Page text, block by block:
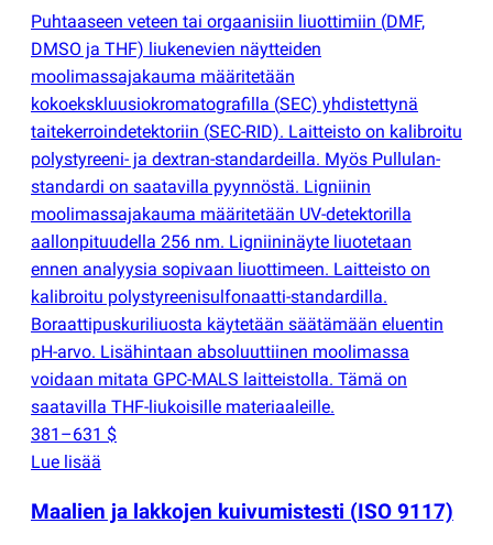
Puhtaaseen veteen tai orgaanisiin liuottimiin (DMF,
DMSO ja THF) liukenevien näytteiden
moolimassajakauma määritetään
kokoekskluusiokromatografilla (SEC) yhdistettynä
taitekerroindetektoriin (SEC-RID). Laitteisto on kalibroitu
polystyreeni- ja dextran-standardeilla. Myös Pullulan-
standardi on saatavilla pyynnöstä. Ligniinin
moolimassajakauma määritetään UV-detektorilla
aallonpituudella 256 nm. Ligniininäyte liuotetaan
ennen analyysia sopivaan liuottimeen. Laitteisto on
kalibroitu polystyreenisulfonaatti-standardilla.
Boraattipuskuriliuosta käytetään säätämään eluentin
pH-arvo. Lisähintaan absoluuttiinen moolimassa
voidaan mitata GPC-MALS laitteistolla. Tämä on
saatavilla THF-liukoisille materiaaleille.
381–631 $
Lue lisää
Maalien ja lakkojen kuivumistesti (ISO 9117)